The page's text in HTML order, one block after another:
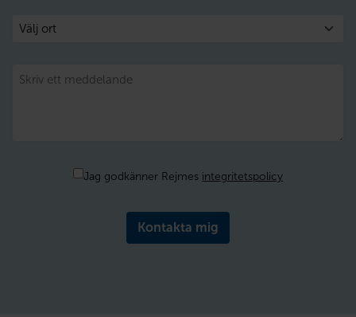
Välj
ort
Jag godkänner Rejmes integritetspolicy